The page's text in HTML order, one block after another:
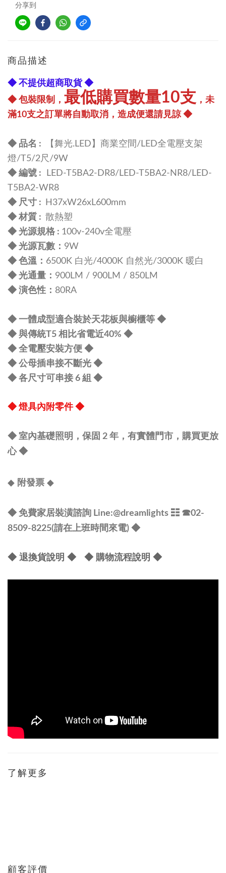
分享到
商品描述
◆ 不提供超商取貨 ◆
◆ 包裝限制， 最低購買數量10支 ，未
滿10支之訂單將自動取消，造成便還請見諒 ◆
◆ 品名 :
【舞光.LED】商業空間/LED全電壓支架
燈/T5/2尺/9W
◆ 編號 : LED-T5BA2-DR8/LED-T5BA2-NR8/LED-
T5BA2-WR8
◆ 尺寸 :
H37xW26xL600mm
◆ 材質 : 散熱塑
◆ 光源規格 : 100v-240v全電壓
◆ 光源瓦數： 9W
◆ 色溫： 6500K 白光/4000K 自然光/3000K 暖白
◆ 光通量： 900LM / 900LM / 850LM
◆ 演色性： 80RA
◆ 一體成型適合裝於天花板與櫥櫃等 ◆
◆ 與傳統T5 相比省電近40% ◆
◆ 全電壓安裝方便 ◆
◆ 公母插串接不斷光 ◆
◆ 各尺寸可串接 6 組 ◆
◆燈具內附零件◆
◆ 室內基礎照明，保固 2 年，有實體門市，購買更放
心◆
◆ 附發票◆
◆ 免費家居裝潢諮詢 Line:@dreamlights ☷ ☎02-
8509-8225(請在上班時間來電) ◆
◆ 退換貨說明 ◆ ◆ 購物流程說明 ◆
了解更多
顧客評價